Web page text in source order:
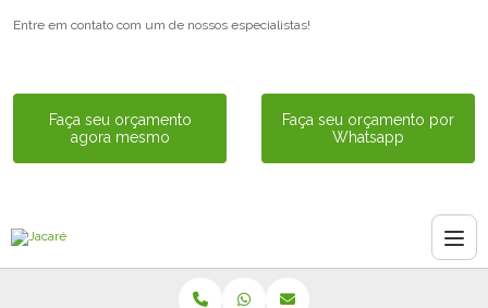
Entre em contato com um de nossos especialistas!
Faça seu orçamento
agora mesmo
Faça seu orçamento por
Whatsapp